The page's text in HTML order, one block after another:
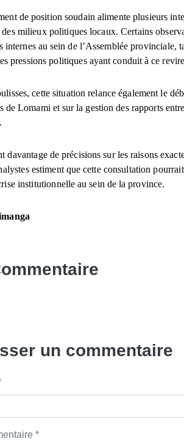
de position soudain alimente plusieurs
milieux politiques locaux. Certains
internes au sein de l’Assemblée provinciale,
pressions politiques ayant conduit à ce
cette situation relance également le
de Lomami et sur la gestion des rapports
davantage de précisions sur les raisons
estiment que cette consultation
institutionnelle au sein de la province.
un commentaire
*